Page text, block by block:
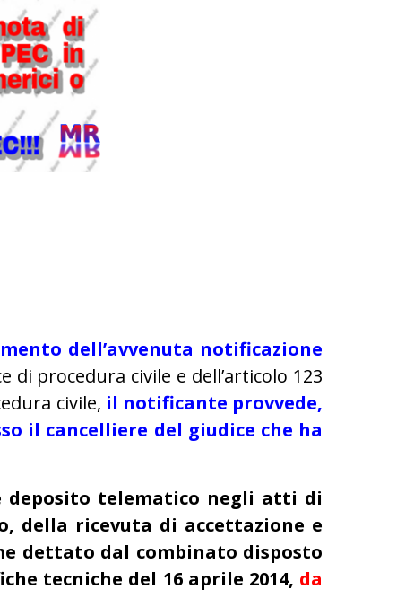
dell’avvenuta notificazione
di procedura civile e dell’articolo 123
civile, il notificante provvede,
il cancelliere del giudice che ha
deposito telematico negli atti di
della ricevuta di accettazione e
dettato dal combinato disposto
tecniche del 16 aprile 2014, da